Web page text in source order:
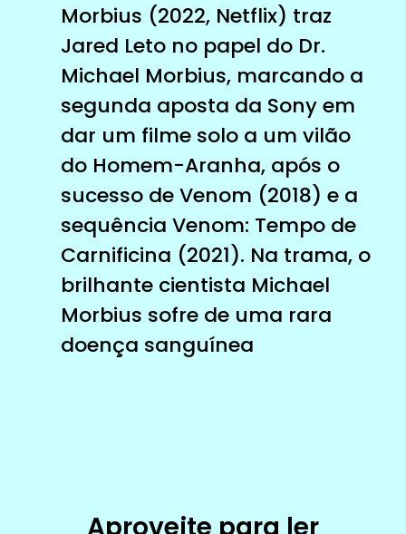
Morbius (2022, Netflix) traz
Jared Leto no papel do Dr.
Michael Morbius, marcando a
segunda aposta da Sony em
dar um filme solo a um vilão
do Homem-Aranha, após o
sucesso de Venom (2018) e a
sequência Venom: Tempo de
Carnificina (2021). Na trama, o
brilhante cientista Michael
Morbius sofre de uma rara
doença sanguínea
Aproveite para ler